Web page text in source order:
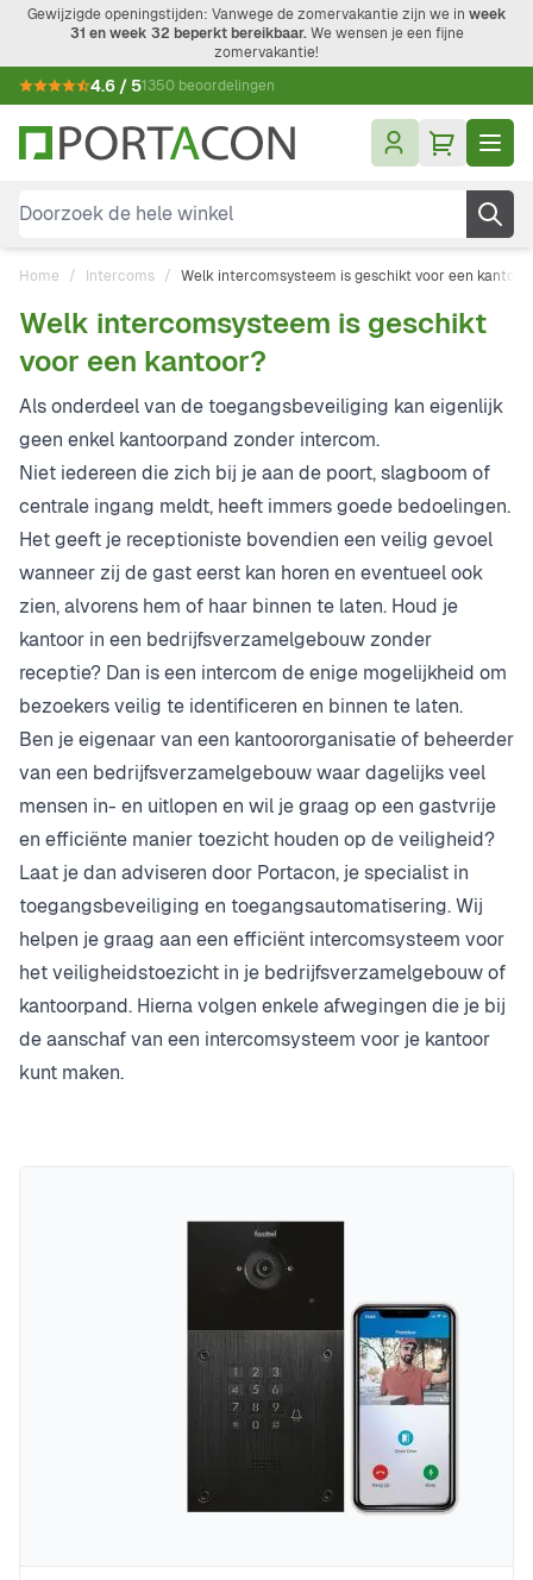
Ga naar de inhoud
Gewijzigde openingstijden: Vanwege de zomervakantie zijn we in week
31 en week 32 beperkt bereikbaar.We wensen je een fijne
zomervakantie!
4.6 / 51350 beoordelingen
Doorzoek de hele winkel
Home / Intercoms / Welk intercomsysteem is geschikt voor een
Welk intercomsysteem is geschikt
voor een kantoor?
Als onderdeel van de toegangsbeveiliging kan eigenlijk
geen enkel kantoorpand zonder intercom.
Niet iedereen die zich bij je aan de poort, slagboom of
centrale ingang meldt, heeft immers goede bedoelingen.
Het geeft je receptioniste bovendien een veilig gevoel
wanneer zij de gast eerst kan horen en eventueel ook
zien, alvorens hem of haar binnen te laten. Houd je
kantoor in een bedrijfsverzamelgebouw zonder
receptie? Dan is een intercom de enige mogelijkheid om
bezoekers veilig te identificeren en binnen te laten.
Ben je eigenaar van een kantoororganisatie of beheerder
van een bedrijfsverzamelgebouw waar dagelijks veel
mensen in- en uitlopen en wil je graag op een gastvrije
en efficiënte manier toezicht houden op de veiligheid?
Laat je dan adviseren door Portacon, je specialist in
toegangsbeveiliging en toegangsautomatisering. Wij
helpen je graag aan een efficiënt intercomsysteem voor
het veiligheidstoezicht in je bedrijfsverzamelgebouw of
kantoorpand. Hierna volgen enkele afwegingen die je bij
de aanschaf van een intercomsysteem voor je kantoor
kunt maken.